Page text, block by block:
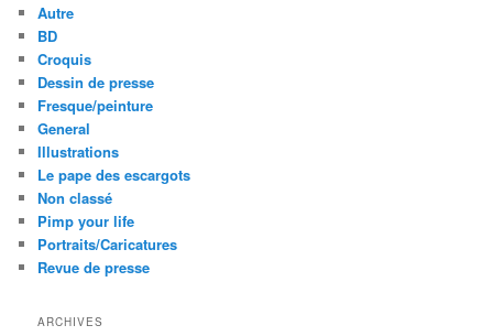
Autre
BD
Croquis
Dessin de presse
Fresque/peinture
General
Illustrations
Le pape des escargots
Non classé
Pimp your life
Portraits/Caricatures
Revue de presse
ARCHIVES